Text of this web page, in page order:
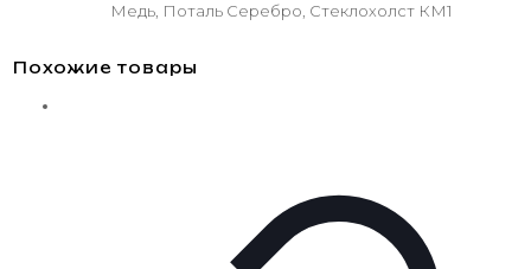
Медь, Поталь Серебро, Стеклохолст КМ1
Похожие товары